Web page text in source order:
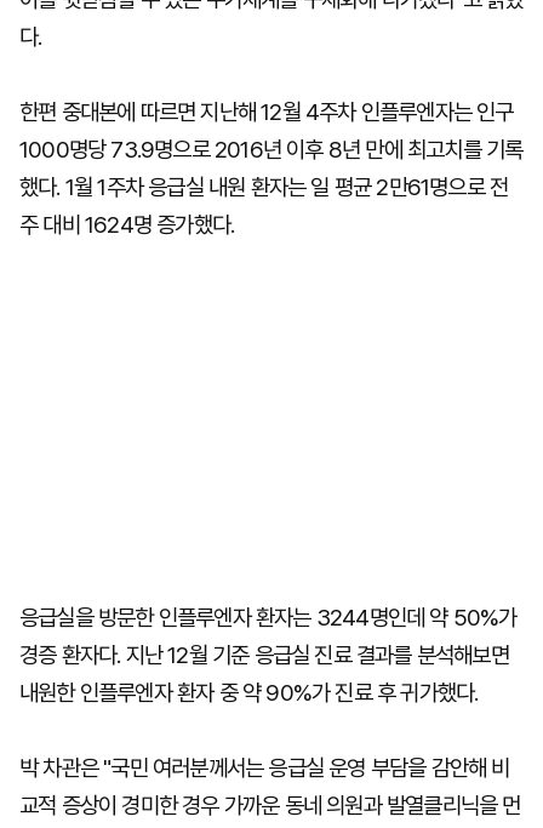
다.
한편 중대본에 따르면 지난해 12월 4주차 인플루엔자는 인구
1000명당 73.9명으로 2016년 이후 8년 만에 최고치를 기록
했다. 1월 1주차 응급실 내원 환자는 일 평균 2만61명으로 전
주 대비 1624명 증가했다.
응급실을 방문한 인플루엔자 환자는 3244명인데 약 50%가
경증 환자다. 지난 12월 기준 응급실 진료 결과를 분석해보면
내원한 인플루엔자 환자 중 약 90%가 진료 후 귀가했다.
박 차관은 "국민 여러분께서는 응급실 운영 부담을 감안해 비
교적 증상이 경미한 경우 가까운 동네 의원과 발열클리닉을 먼